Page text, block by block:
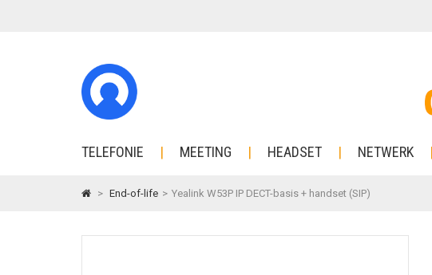
TELEFONIE MEETING HEADSET NETWERK
> End-of-life > Yealink W53P IP DECT-basis + handset (SIP)